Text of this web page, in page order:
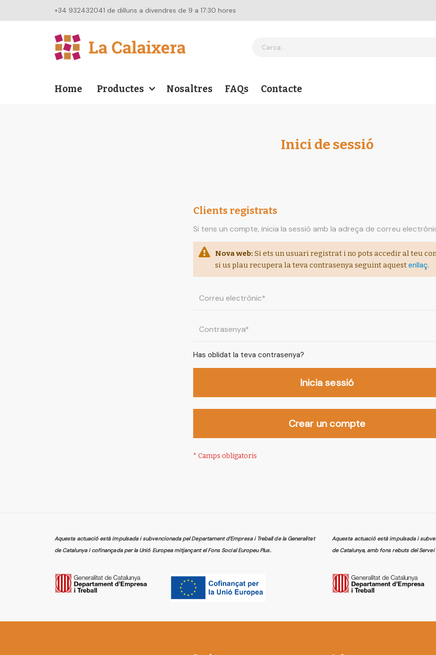
+34 932432041 de dilluns a divendres de 9 a 17:30 hores
Home Productes Nosaltres FAQs Contacte
Inici de sessió
Clients registrats
Si tens un compte, inicia la sessió amb la adreça de correu
Nova web: Si ets un usuari registrat i no pots accedir al teu
si us plau recupera la teva contrasenya seguint aquestenllaç.
Has oblidat la teva contrasenya?
Inicia sessió
Crear un compte
Aquesta actuació està impulsada i subvencionada pel Departament d’Empresa i Treball de la Generalitat
de Catalunya i cofinançada per la Unió Europea mitjançant el Fons Social Europeu Plus.
Aquesta actuació està impulsada i
de Catalunya, amb fons rebuts del Servei